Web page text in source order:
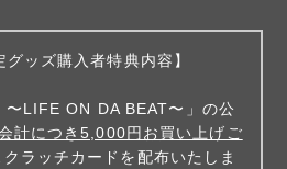
グッズ購入者特典内容】
LIFE ON DA BEAT〜」の公
計につき5,000円お買い上げご
ラッチカードを配布いたしま